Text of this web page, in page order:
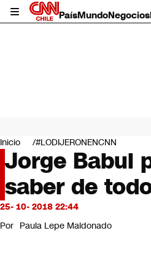
PaísMundoNegocios
Mundo
Negocios
Deportes
Programas completos
Cultura
Servicios
Bits
CNN Data
Inicio #LODIJERONENCNN
Jorge Babul
saber de
25- 10- 2018 22:44
Por Paula Lepe Maldonado